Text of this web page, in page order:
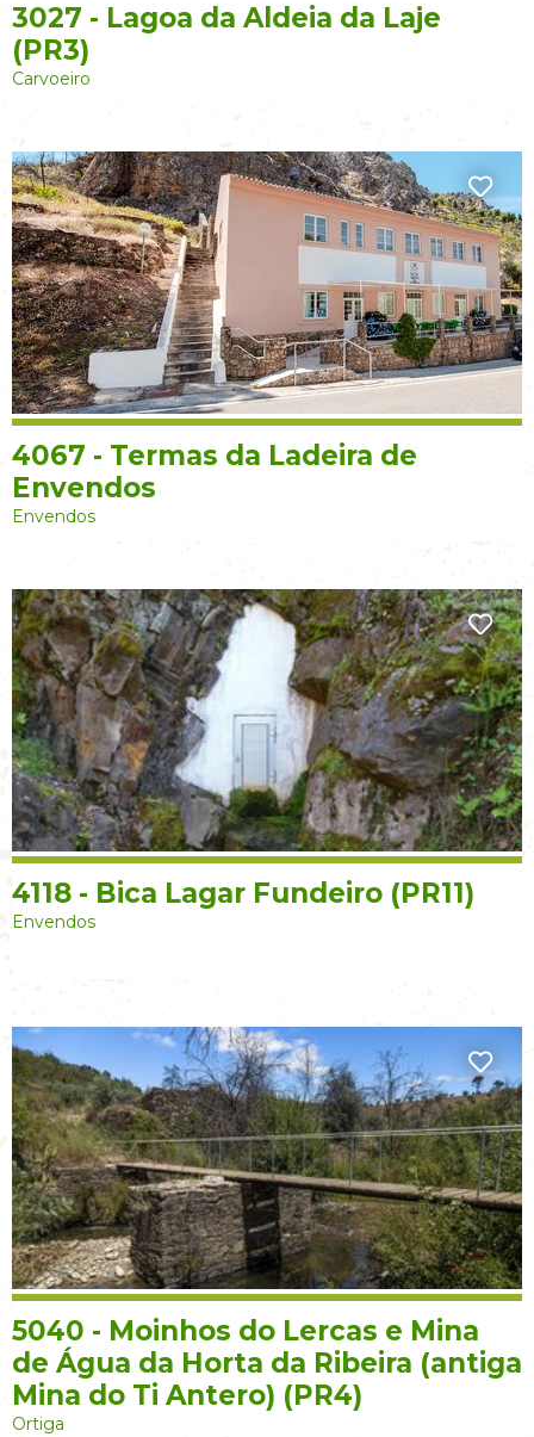
3027 - Lagoa da Aldeia da Laje
(PR3)
Carvoeiro
4067 - Termas da Ladeira de
Envendos
Envendos
4118 - Bica Lagar Fundeiro (PR11)
Envendos
5040 - Moinhos do Lercas e Mina
de Água da Horta da Ribeira (antiga
Mina do Ti Antero) (PR4)
Ortiga